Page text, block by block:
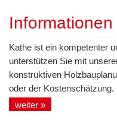
Kathe ist ein kompetenter
unterstützen Sie mit
konstruktiven
oder der Kostenschätzung.
weiter »